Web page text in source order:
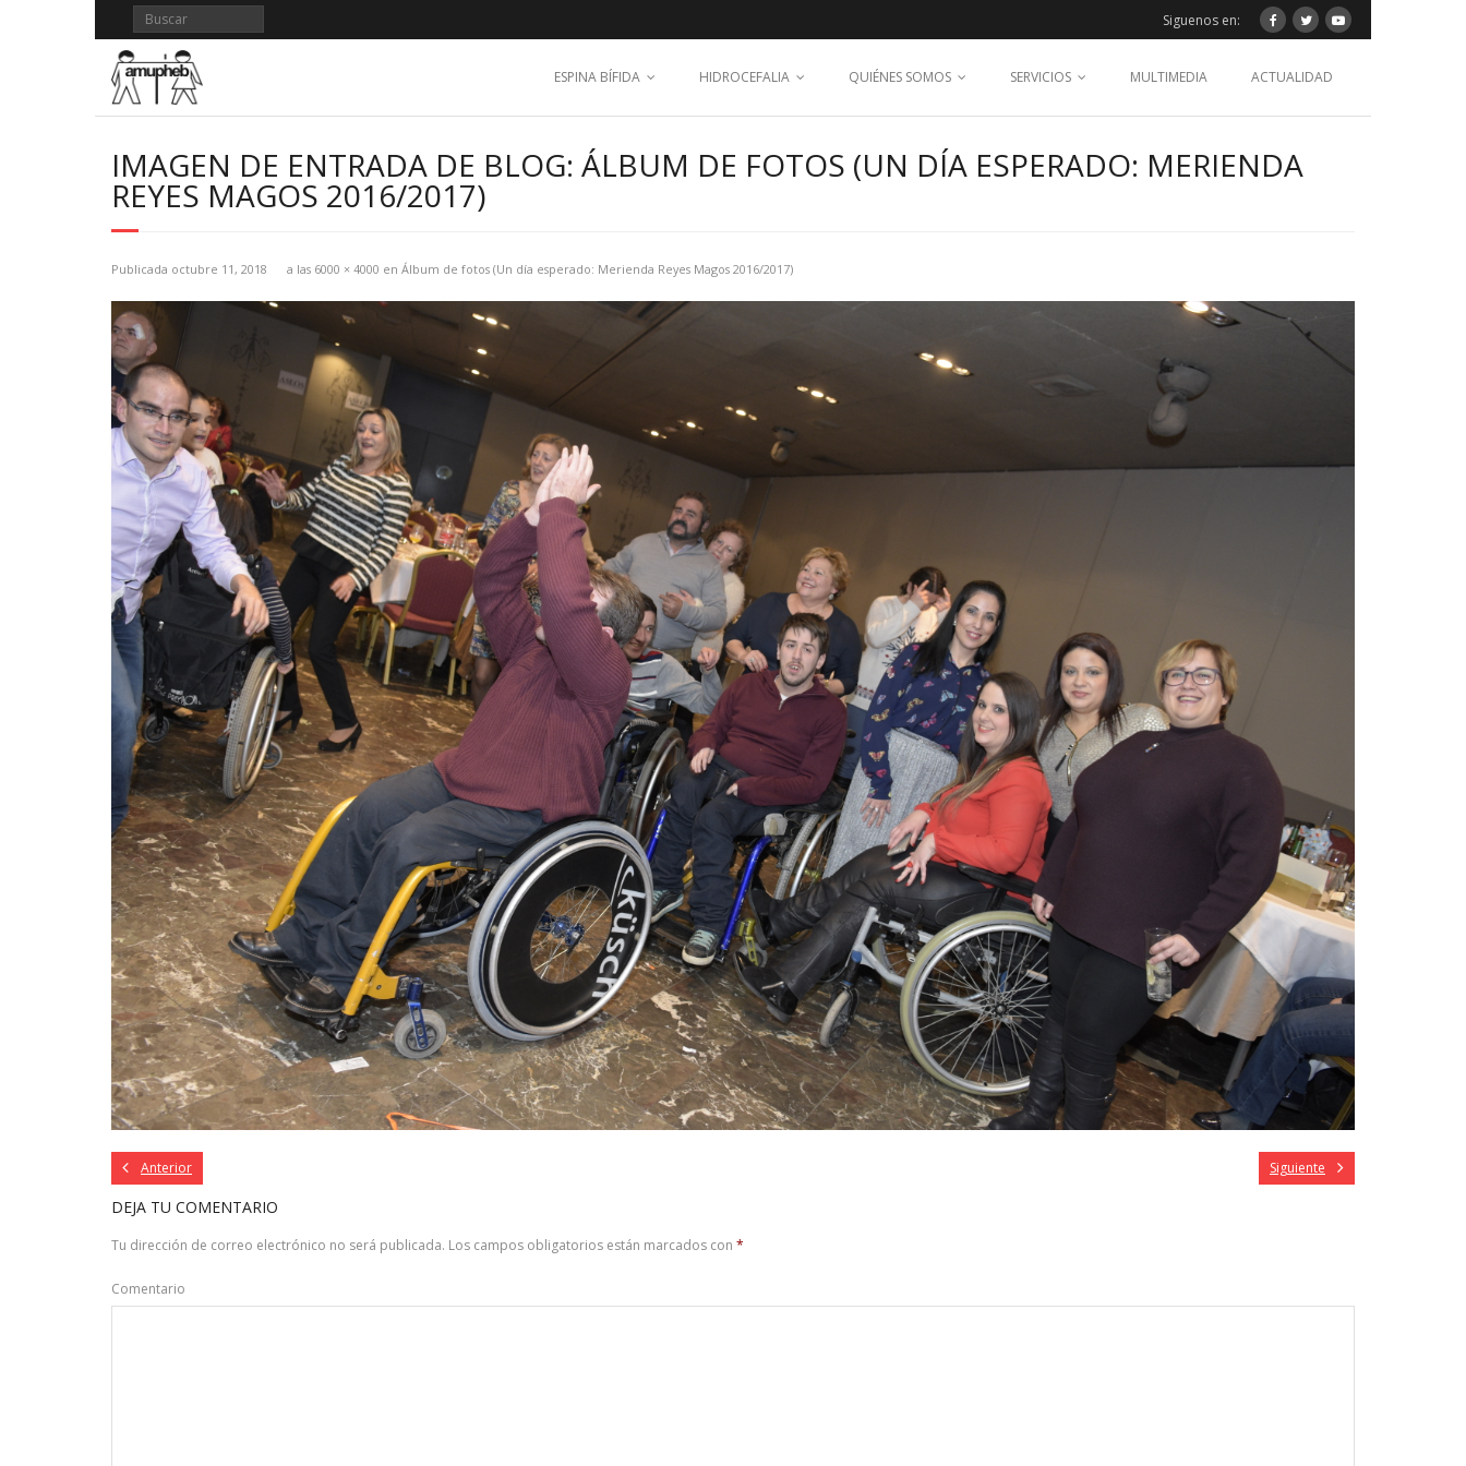
contenido
Siguenos en:
ESPINA BÍFIDA HIDROCEFALIA QUIÉNES SOMOS SERVICIOS MULTIMEDIA ACTUALIDAD
IMAGEN DE ENTRADA DE BLOG: ÁLBUM DE FOTOS (UN DÍA ESPERADO: MERIENDA
REYES MAGOS 2016/2017)
Publicada octubre 11, 2018 a las 6000 × 4000 en Álbum de fotos (Un día esperado: Merienda Reyes Magos 2016/2017)
Anterior Siguiente
DEJA TU COMENTARIO
Tu dirección de correo electrónico no será publicada. Los campos obligatorios están marcados con *
Comentario